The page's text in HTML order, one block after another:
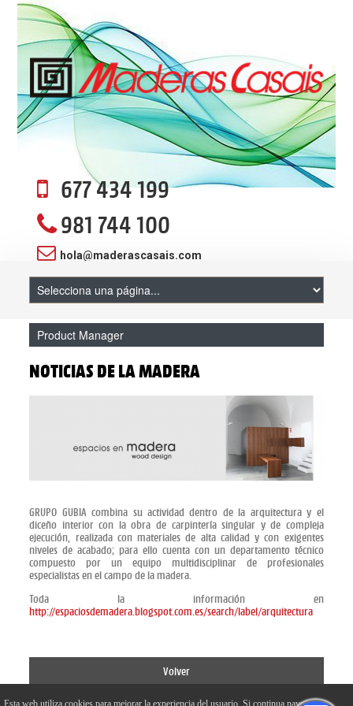
677 434 199
981 744 100
hola@maderascasais.com
Product Manager
NOTICIAS DE LA MADERA
GRUPO GUBIA combina su actividad dentro de la arquitectura y el
diceño interior con la obra de carpintería singular y de compleja
ejecución, realizada con materiales de alta calidad y con exigentes
niveles de acabado; para ello cuenta con un departamento técnico
compuesto por un equipo multidisciplinar de profesionales
especialistas en el campo de la madera.
Toda la información en
http://espaciosdemadera.blogspot.com.es/search/label/arquitectura
Volver
Esta web utiliza cookies para mejorar la experiencia del usuario. Si continua navegando